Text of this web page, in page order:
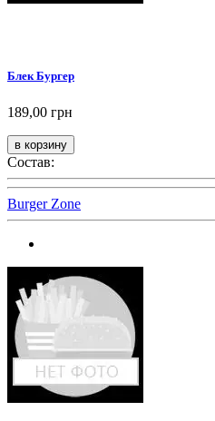
Блек Бургер
189,00 грн
Состав:
Burger Zone